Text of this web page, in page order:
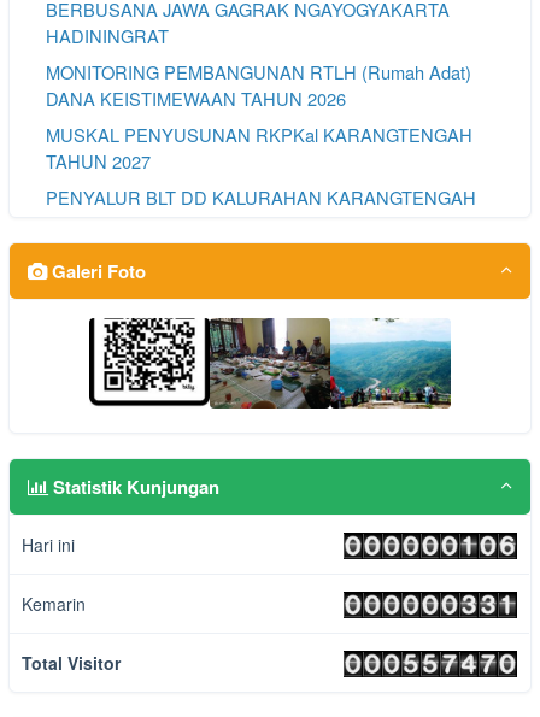
BERBUSANA JAWA GAGRAK NGAYOGYAKARTA
HADININGRAT
MONITORING PEMBANGUNAN RTLH (Rumah Adat)
DANA KEISTIMEWAAN TAHUN 2026
MUSKAL PENYUSUNAN RKPKal KARANGTENGAH
TAHUN 2027
PENYALUR BLT DD KALURAHAN KARANGTENGAH
SOSIALISASI RUMAH PANGAN B2SA PKK
KALURAHAN KARANGTENGAH TAHAP I
Galeri Foto
Statistik Kunjungan
Hari ini
Kemarin
Total Visitor